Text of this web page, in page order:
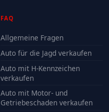
FAQ
Allgemeine Fragen
Auto für die Jagd verkaufen
Auto mit H-Kennzeichen
verkaufen
Auto mit Motor- und
Getriebeschaden verkaufen